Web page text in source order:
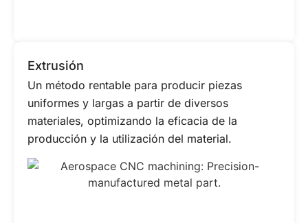
Extrusión
Un método rentable para producir piezas
uniformes y largas a partir de diversos
materiales, optimizando la eficacia de la
producción y la utilización del material.